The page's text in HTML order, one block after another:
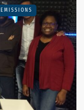
EMISSIONS